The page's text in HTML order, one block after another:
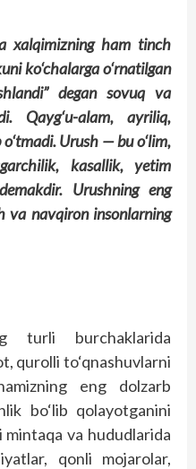
xalqimizning ham tinch
ko‘chalarga o‘rnatilgan
degan sovuq va
Qayg‘u-alam, ayriliq,
Urush — bu o‘lim,
kasallik, yetim
Urushning eng
navqiron insonlarning
turli burchaklarida
qurolli to‘qnashuvlarni
eng dolzarb
bo‘lib qolayotganini
va hududlarida
qonli mojarolar,